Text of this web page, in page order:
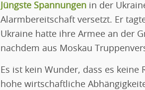
Jüngste Spannungen in der
Alarmbereitschaft versetzt. Er
Ukraine hatte ihre Armee an der
nachdem aus Moskau
Es ist kein Wunder, dass es
hohe wirtschaftliche